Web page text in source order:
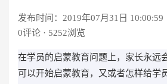
发布时间：2019年07月31日 10:00:59
0评论 · 5252浏览
在学员的启蒙教育问题上，家长永远
可以开始启蒙教育，又或者怎样给学